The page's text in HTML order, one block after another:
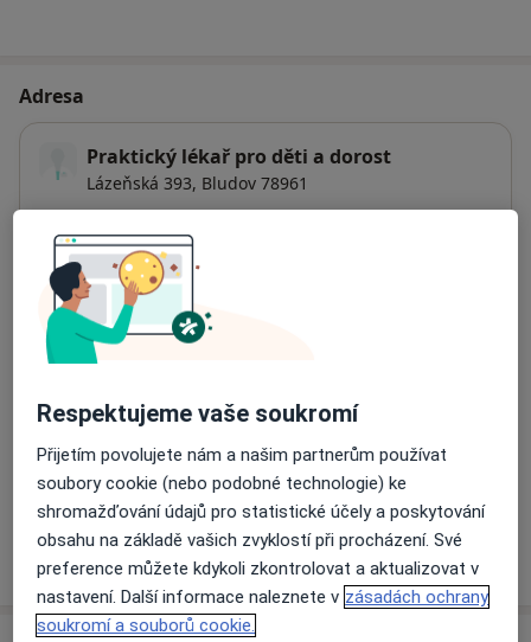
Adresa
Praktický lékař pro děti a dorost
Lázeňská 393, Bludov 78961
Dostupnost
Na této adrese online kalendář není aktivní
Co mám v takové situaci udělat?
Způsoby platby (soukromé návštěvy)
Na teto adrese lékař přijímá pacienty na pojišťovnu
Detaily
Víceo adrese
Respektujeme vaše soukromí
Přijetím povolujete nám a našim partnerům používat
soubory cookie (nebo podobné technologie) ke
shromažďování údajů pro statistické účely a poskytování
obsahu na základě vašich zvyklostí při procházení. Své
preference můžete kdykoli zkontrolovat a aktualizovat v
nastavení. Další informace naleznete v zásadách ochrany
soukromí a souborů cookie.